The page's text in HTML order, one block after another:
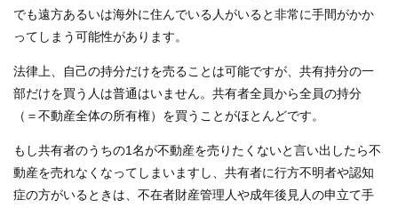
でも遠方あるいは海外に住んでいる人がいると非常に手間がかか
ってしまう可能性があります。
法律上、自己の持分だけを売ることは可能ですが、共有持分の一
部だけを買う人は普通はいません。共有者全員から全員の持分
（＝不動産全体の所有権）を買うことがほとんどです。
もし共有者のうちの1名が不動産を売りたくないと言い出したら不
動産を売れなくなってしまいますし、共有者に行方不明者や認知
症の方がいるときは、不在者財産管理人や成年後見人の申立て手